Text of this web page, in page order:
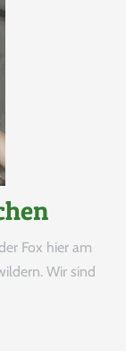
Fox hier am
Wir sind